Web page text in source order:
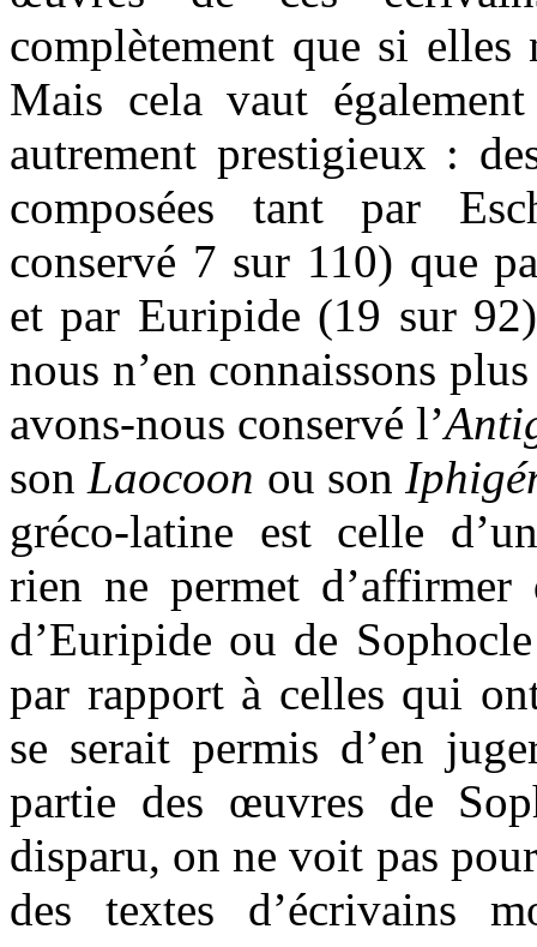
complètement que si elles
Mais cela vaut
autrement prestigieux :
composées tant par
conservé 7 sur 110) que
et par Euripide (19 sur
nous n’en connaissons
avons-nous conservé l’
sonLaocoon ou son
gréco-latine est celle
rien ne permet d’affirmer
d’Euripide ou de
par rapport à celles qui
se serait permis d’en
partie des œuvres de
disparu, on ne voit pas
des textes d’écrivains